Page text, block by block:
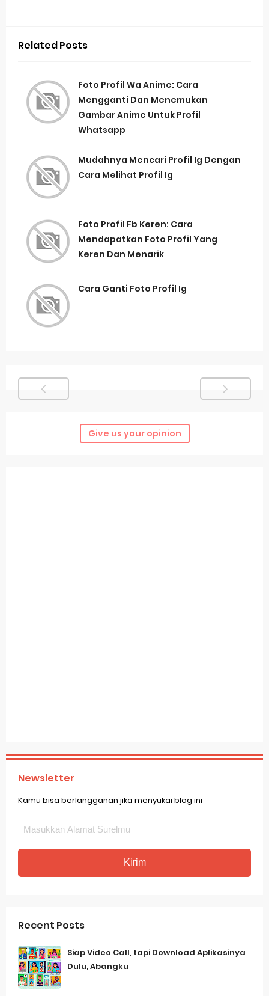
Related Posts
Foto Profil Wa Anime: Cara
Mengganti Dan Menemukan
Gambar Anime Untuk Profil
Whatsapp
Mudahnya Mencari Profil Ig Dengan
Cara Melihat Profil Ig
Foto Profil Fb Keren: Cara
Mendapatkan Foto Profil Yang
Keren Dan Menarik
Cara Ganti Foto Profil Ig
Give us your opinion
Newsletter
Kamu bisa berlangganan jika menyukai blog ini
Recent Posts
Siap Video Call, tapi Download Aplikasinya
Dulu, Abangku